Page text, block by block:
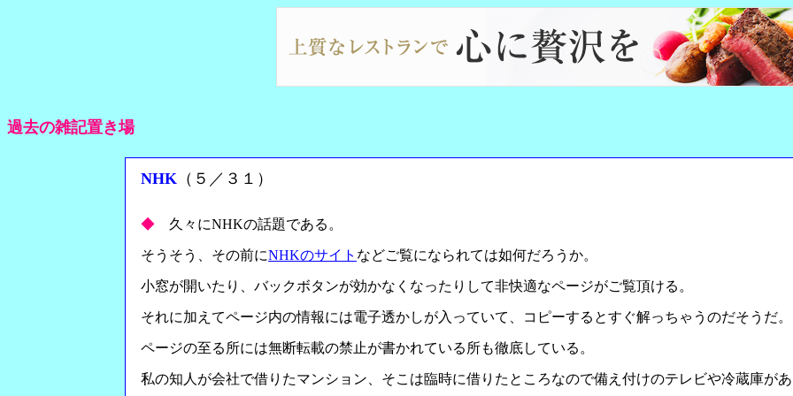
過去の雑記置き場
NHK （５／３１）
◆ 久々にNHKの話題である。
そうそう、その前にNHKのサイト などご覧になられては如何だろうか。
小窓が開いたり、バックボタンが効かなくなったりして非快適なページがご覧頂ける。
それに加えてページ内の情報には電子透かしが入っていて、コピーするとすぐ解っちゃうのだそうだ。
ページの至る所には無断転載の禁止が書かれている所も徹底している。
私の知人が会社で借りたマンション、そこは臨時に借りたところなので備え付けのテレビや冷蔵庫が